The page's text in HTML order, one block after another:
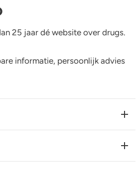
25 jaar dé website over drugs.
informatie, persoonlijk advies